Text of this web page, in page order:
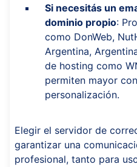
Si necesitás un
dominio propio:
como DonWeb,
Argentina,
de hosting como
permiten mayor
personalización.
Elegir el servidor de
garantizar una
profesional, tanto para